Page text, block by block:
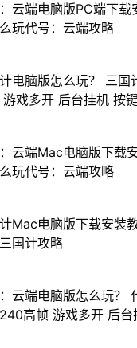
云端电脑版PC端下载
玩代号：云端攻略
电脑版怎么玩？ 三国
游戏多开 后台挂机 按
云端Mac电脑版下载
玩代号：云端攻略
Mac电脑版下载安装
国计攻略
云端电脑版怎么玩？
高帧 游戏多开 后台